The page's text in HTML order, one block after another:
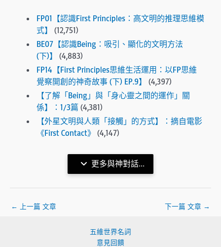
FP01【認識First Principles：高文明的推理思維模
式】
(12,751)
BE07【認識Being：吸引、顯化的文明方法
(下)】
(4,883)
FP14【First Principles思維生活運用：以FP思維
覺察開創的神奇故事 (下) EP.9】
(4,397)
【了解「Being」與「身心靈之間的運作」關
係】：1/3篇 (4,381)
【外星文明與人類「接觸」的方式】：摘自電影
《First Contact》
(4,147)
更多與神對話...
← 上一篇 文章 下一篇 文章 →
五維世界名詞
意見回饋